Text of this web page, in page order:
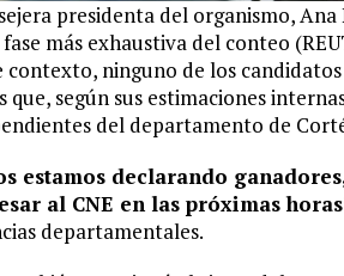
presidenta del organismo,
más exhaustiva del conteo
contexto, ninguno de los
que, según sus estimaciones
del departamento de
estamos declarando
al CNE en las próximas horas
departamentales.